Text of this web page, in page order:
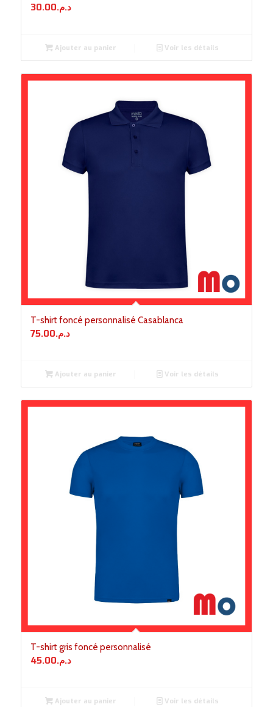
د.م.30.00
Ajouter au panier Voir les détails
T-shirt foncé personnalisé Casablanca
د.م.75.00
Ajouter au panier Voir les détails
T-shirt gris foncé personnalisé
د.م.45.00
Ajouter au panier Voir les détails